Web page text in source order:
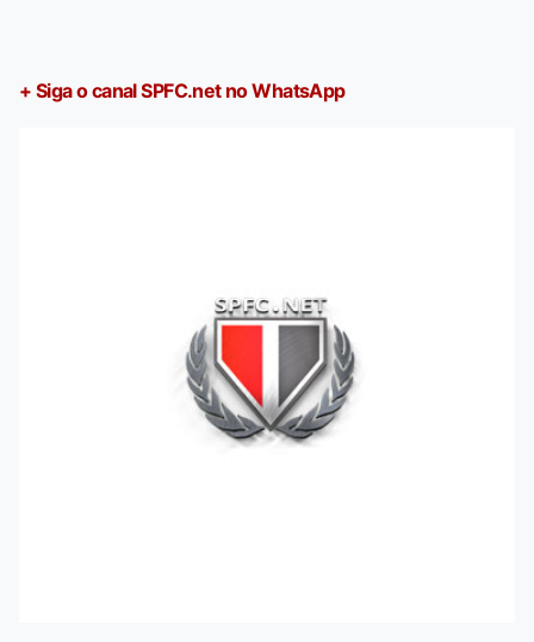
+ Siga o canal SPFC.net no WhatsApp